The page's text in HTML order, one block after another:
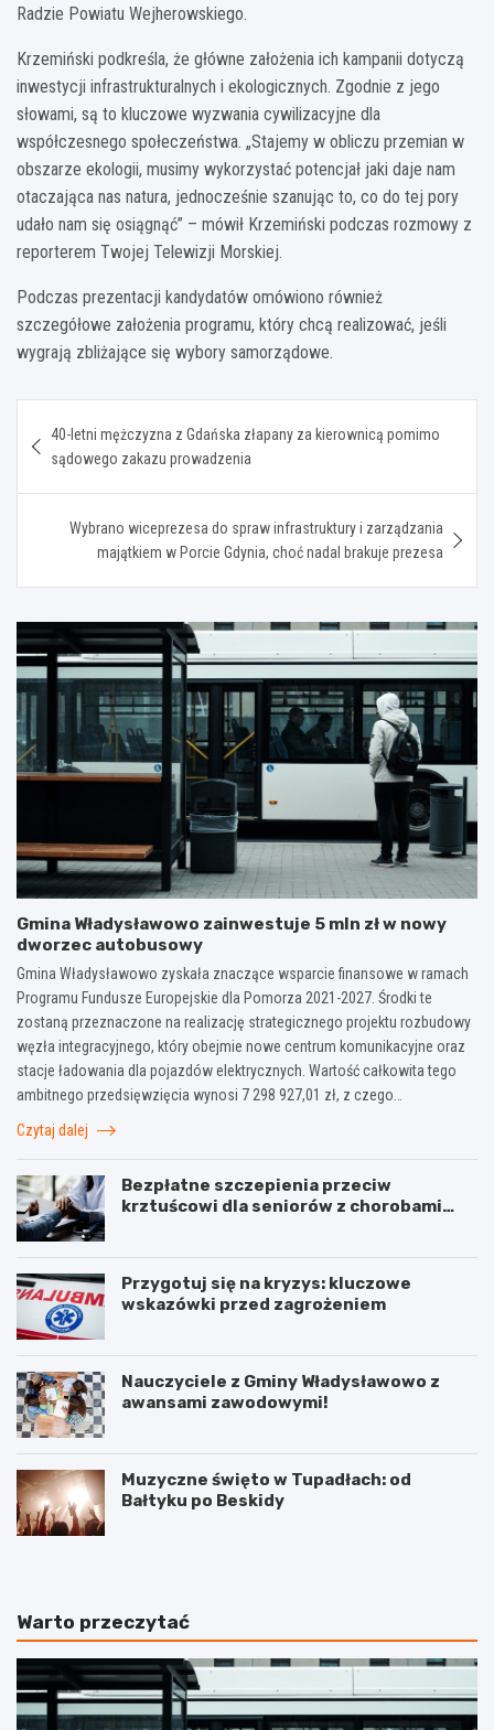
Radzie Powiatu Wejherowskiego.
Krzemiński podkreśla, że główne założenia ich kampanii dotyczą
inwestycji infrastrukturalnych i ekologicznych. Zgodnie z jego
słowami, są to kluczowe wyzwania cywilizacyjne dla
współczesnego społeczeństwa. „Stajemy w obliczu przemian w
obszarze ekologii, musimy wykorzystać potencjał jaki daje nam
otaczająca nas natura, jednocześnie szanując to, co do tej pory
udało nam się osiągnąć” – mówił Krzemiński podczas rozmowy z
reporterem Twojej Telewizji Morskiej.
Podczas prezentacji kandydatów omówiono również
szczegółowe założenia programu, który chcą realizować, jeśli
wygrają zbliżające się wybory samorządowe.
wpisu
40-letni mężczyzna z Gdańska złapany za kierownicą pomimo
sądowego zakazu prowadzenia
Wybrano wiceprezesa do spraw infrastruktury i zarządzania
majątkiem w Porcie Gdynia, choć nadal brakuje prezesa
Gmina Władysławowo zainwestuje 5 mln zł w nowy
dworzec autobusowy
Gmina Władysławowo zyskała znaczące wsparcie finansowe w ramach
Programu Fundusze Europejskie dla Pomorza 2021-2027. Środki te
zostaną przeznaczone na realizację strategicznego projektu rozbudowy
węzła integracyjnego, który obejmie nowe centrum komunikacyjne oraz
stacje ładowania dla pojazdów elektrycznych. Wartość całkowita tego
ambitnego przedsięwzięcia wynosi 7 298 927,01 zł, z czego…
Czytaj dalej
Bezpłatne szczepienia przeciw
krztuścowi dla seniorów z chorobami
Przygotuj się na kryzys: kluczowe
wskazówki przed zagrożeniem
Nauczyciele z Gminy Władysławowo z
awansami zawodowymi!
Muzyczne święto w Tupadłach: od
Bałtyku po Beskidy
Warto przeczytać